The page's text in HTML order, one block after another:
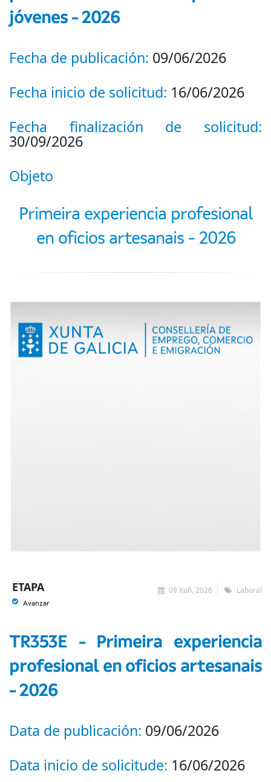
jóvenes - 2026
Fecha de publicación: 09/06/2026
Fecha inicio de solicitud: 16/06/2026
Fecha finalización de solicitud:
30/09/2026
Objeto
Primeira experiencia profesional
en oficios artesanais - 2026
09 Xuñ, 2026 Laboral
ETAPA
Avanzar
TR353E - Primeira experiencia
profesional en oficios artesanais
- 2026
Data de publicación: 09/06/2026
Data inicio de solicitude: 16/06/2026